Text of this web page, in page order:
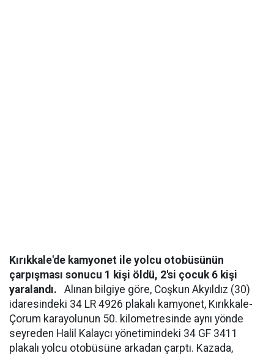
Kırıkkale'de kamyonet ile yolcu otobüsünün
çarpışması sonucu 1 kişi öldü, 2'si çocuk 6 kişi
yaralandı. Alınan bilgiye göre, Coşkun Akyıldız (30)
idaresindeki 34 LR 4926 plakalı kamyonet, Kırıkkale-
Çorum karayolunun 50. kilometresinde aynı yönde
seyreden Halil Kalaycı yönetimindeki 34 GF 3411
plakalı yolcu otobüsüne arkadan çarptı. Kazada,